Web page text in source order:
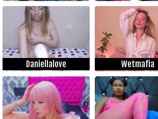
Daniellalove Wetmafia